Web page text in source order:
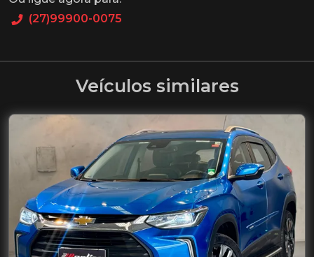
(27)99900-0075
Veículos similares